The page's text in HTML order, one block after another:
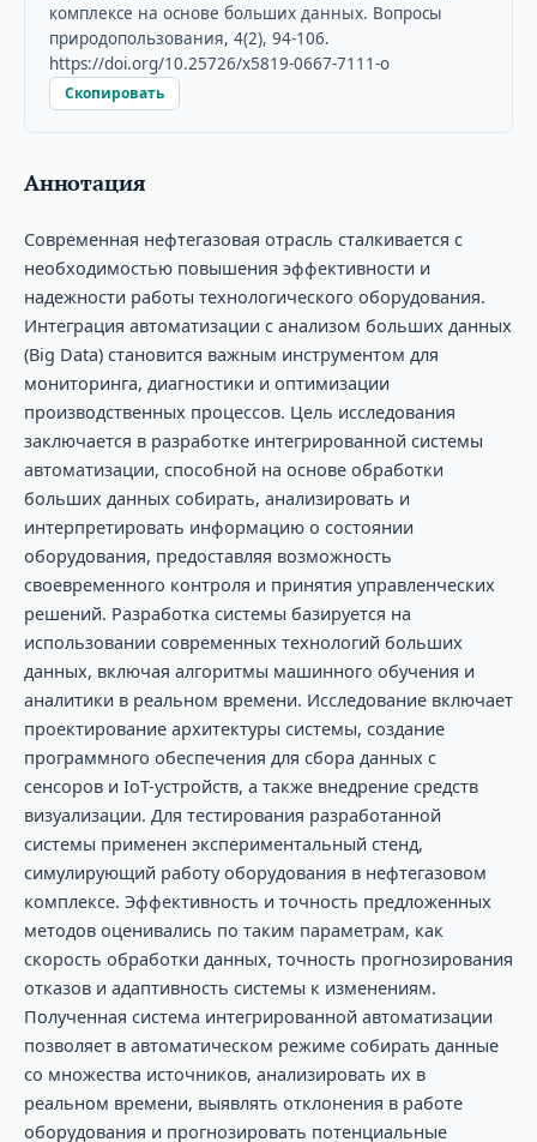
комплексе на основе больших данных. Вопросы
природопользования, 4(2), 94-106.
https://doi.org/10.25726/x5819-0667-7111-o
Скопировать
Аннотация
Современная нефтегазовая отрасль сталкивается с
необходимостью повышения эффективности и
надежности работы технологического оборудования.
Интеграция автоматизации с анализом больших данных
(Big Data) становится важным инструментом для
мониторинга, диагностики и оптимизации
производственных процессов. Цель исследования
заключается в разработке интегрированной системы
автоматизации, способной на основе обработки
больших данных собирать, анализировать и
интерпретировать информацию о состоянии
оборудования, предоставляя возможность
своевременного контроля и принятия управленческих
решений. Разработка системы базируется на
использовании современных технологий больших
данных, включая алгоритмы машинного обучения и
аналитики в реальном времени. Исследование включает
проектирование архитектуры системы, создание
программного обеспечения для сбора данных с
сенсоров и IoT-устройств, а также внедрение средств
визуализации. Для тестирования разработанной
системы применен экспериментальный стенд,
симулирующий работу оборудования в нефтегазовом
комплексе. Эффективность и точность предложенных
методов оценивались по таким параметрам, как
скорость обработки данных, точность прогнозирования
отказов и адаптивность системы к изменениям.
Полученная система интегрированной автоматизации
позволяет в автоматическом режиме собирать данные
со множества источников, анализировать их в
реальном времени, выявлять отклонения в работе
оборудования и прогнозировать потенциальные